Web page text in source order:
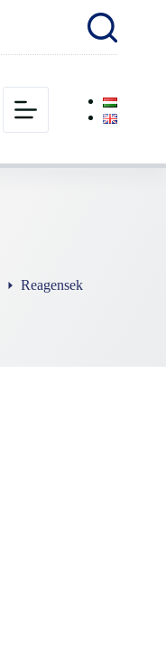
Reagensek